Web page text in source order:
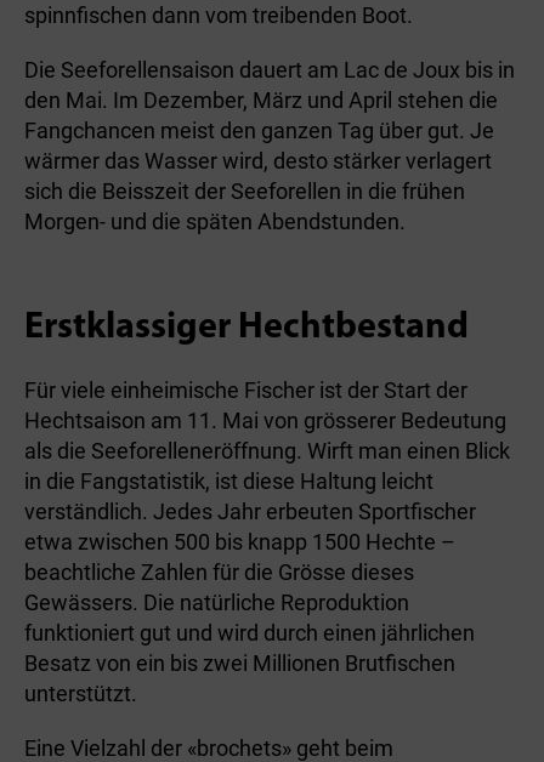
spinnfischen dann vom treibenden Boot.
Die Seeforellensaison dauert am Lac de Joux bis in
den Mai. Im Dezember, März und April stehen die
Fangchancen meist den ganzen Tag über gut. Je
wärmer das Wasser wird, desto stärker verlagert
sich die Beisszeit der Seeforellen in die frühen
Morgen- und die späten Abendstunden.
Erstklassiger Hechtbestand
Für viele einheimische Fischer ist der Start der
Hechtsaison am 11. Mai von grösserer Bedeutung
als die Seeforelleneröffnung. Wirft man einen Blick
in die Fangstatistik, ist diese Haltung leicht
verständlich. Jedes Jahr erbeuten Sportfischer
etwa zwischen 500 bis knapp 1500 Hechte –
beachtliche Zahlen für die Grösse dieses
Gewässers. Die natürliche Reproduktion
funktioniert gut und wird durch einen jährlichen
Besatz von ein bis zwei Millionen Brutfischen
unterstützt.
Eine Vielzahl der «brochets» geht beim